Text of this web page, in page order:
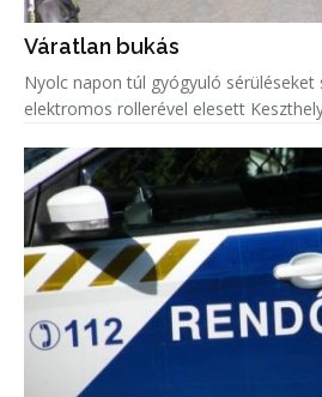
Váratlan bukás
Nyolc napon túl gyógyuló
elektromos rollerével elesett